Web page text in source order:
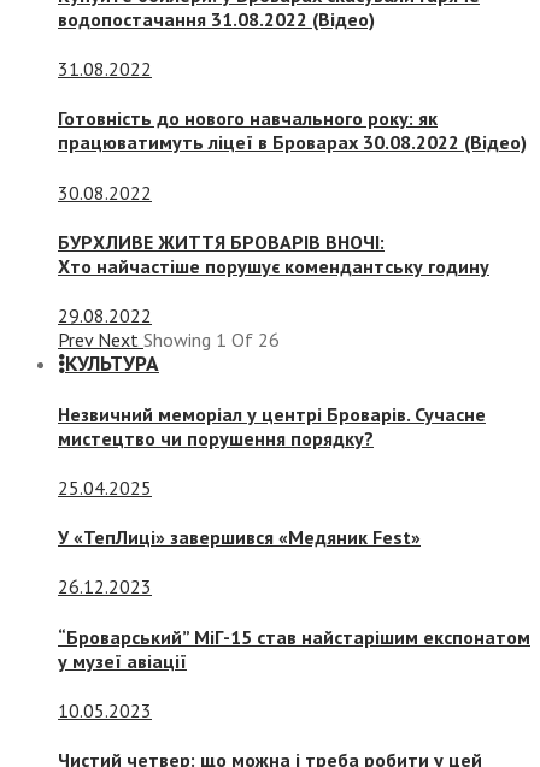
водопостачання 31.08.2022 (Відео)
31.08.2022
Готовність до нового навчального року: як
працюватимуть ліцеї в Броварах 30.08.2022 (Відео)
30.08.2022
БУРХЛИВЕ ЖИТТЯ БРОВАРІВ ВНОЧІ:
Хто найчастіше порушує комендантську годину
29.08.2022
Prev Next Showing 1 Of 26
КУЛЬТУРА
Незвичний меморіал у центрі Броварів. Сучасне
мистецтво чи порушення порядку?
25.04.2025
У «ТепЛиці» завершився «Медяник Fest»
26.12.2023
“Броварський” МіГ-15 став найстарішим експонатом
у музеї авіації
10.05.2023
Чистий четвер: що можна і треба робити у цей